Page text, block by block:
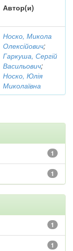
Автор(и)
Носко, Микола
Олексійович;
Гаркуша, Сергій
Васильович;
Носко, Юлія
Миколаївна
1
1
1
1